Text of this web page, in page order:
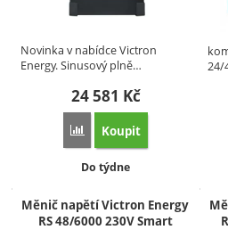
Novinka v nabídce Victron
Energy. Sinusový plně…
24 581 Kč
Přidat 'Měnič Victron
Koupit
Dostupnost:
Do týdne
24/
Měnič napětí Victron Energy
RS 48/6000 230V Smart